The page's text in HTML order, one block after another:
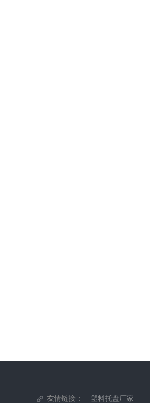
友情链接： 塑料托盘厂家